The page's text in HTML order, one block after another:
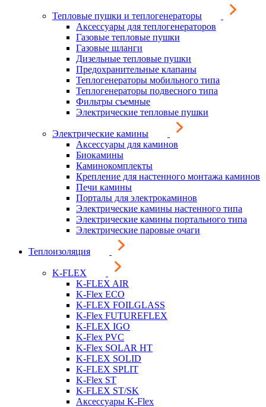
Тепловые пушки и теплогенераторы
Аксессуары для теплогенераторов
Газовые тепловые пушки
Газовые шланги
Дизельные тепловые пушки
Предохранительные клапаны
Теплогенераторы мобильного типа
Теплогенераторы подвесного типа
Фильтры съемные
Электрические тепловые пушки
Электрические камины
Аксессуары для каминов
Биокамины
Каминокомплекты
Крепление для настенного монтажа каминов
Печи камины
Порталы для электрокаминов
Электрические камины настенного типа
Электрические камины портального типа
Электрические паровые очаги
Теплоизоляция
K-FLEX
K-FLEX AIR
K-Flex ECO
K-FLEX FOILGLASS
K-Flex FUTUREFLEX
K-FLEX IGO
K-Flex PVC
K-Flex SOLAR HT
K-FLEX SOLID
K-FLEX SPLIT
K-Flex ST
K-FLEX ST/SK
Аксессуары K-Flex